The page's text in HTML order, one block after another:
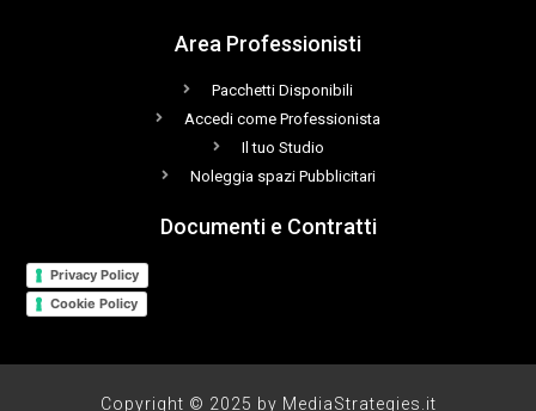
Area Professionisti
Pacchetti Disponibili
Accedi come Professionista
Il tuo Studio
Noleggia spazi Pubblicitari
Documenti e Contratti
Privacy Policy
Cookie Policy
Copyright © 2025 by MediaStrategies.it